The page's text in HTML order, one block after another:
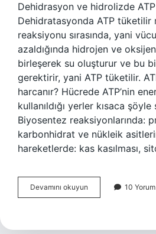
Dehidrasyon ve hidrolizde ATP
Dehidratasyonda ATP tüketilir
reaksiyonu sırasında, yani
azaldığında hidrojen ve
birleşerek su oluşturur ve bu
gerektirir, yani ATP tüketilir.
harcanır? Hücrede ATP’nin
kullanıldığı yerler kısaca şöyle
Biyosentez reaksiyonlarında:
karbonhidrat ve nükleik
hareketlerde: kas kasılması,
Devamını okuyun
Olaylardan
Harcanır
10 Yorum